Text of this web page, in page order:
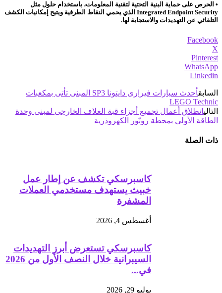
• الحرص على حماية البنية التحتية لتقنية المعلومات، باستخدام حلول مثل
Integrated Endpoint Security الذي يحمي النقاط الطرفية ويتيح إمكانيات الكشف
التلقائي عن التهديدات والاستجابة لها.
Facebook
X
Pinterest
WhatsApp
Linkedin
السابق
أحدث سيارات فيرارى دايتونا SP3 المبنى تأتى بمكعبات
LEGO Technic
التاليانطلاق أعمال تجميع أجزاء قبة الغلاف الخارجى لمبنى وحدة
الطاقة الأولى بمحطة روبّور الكهروذرية
ذات الصلة
كاسبرسكي تكشف عن إطار عمل
خبيث يستهدف مستخدمي العملات
المشفرة
أغسطس 4, 2026
كاسبرسكي تستعرض أبرز التهديدات
السيبرانية خلال النصف الأول من 2026
في...
يوليو 29, 2026